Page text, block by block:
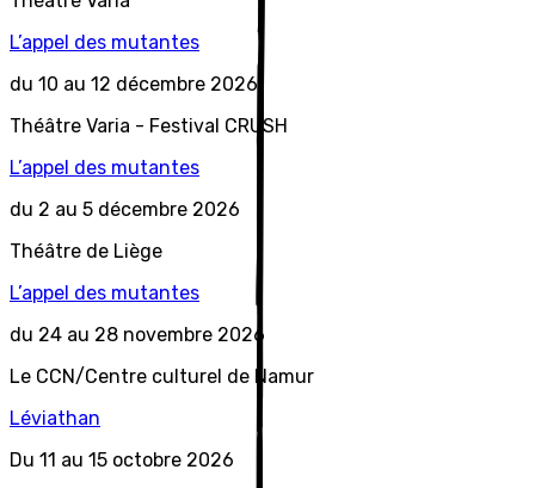
L’appel des mutantes
du 10 au 12 décembre 2026
Théâtre Varia - Festival CRUSH
L’appel des mutantes
du 2 au 5 décembre 2026
Théâtre de Liège
L’appel des mutantes
du 24 au 28 novembre 2026
Le CCN/Centre culturel de Namur
Léviathan
Du 11 au 15 octobre 2026